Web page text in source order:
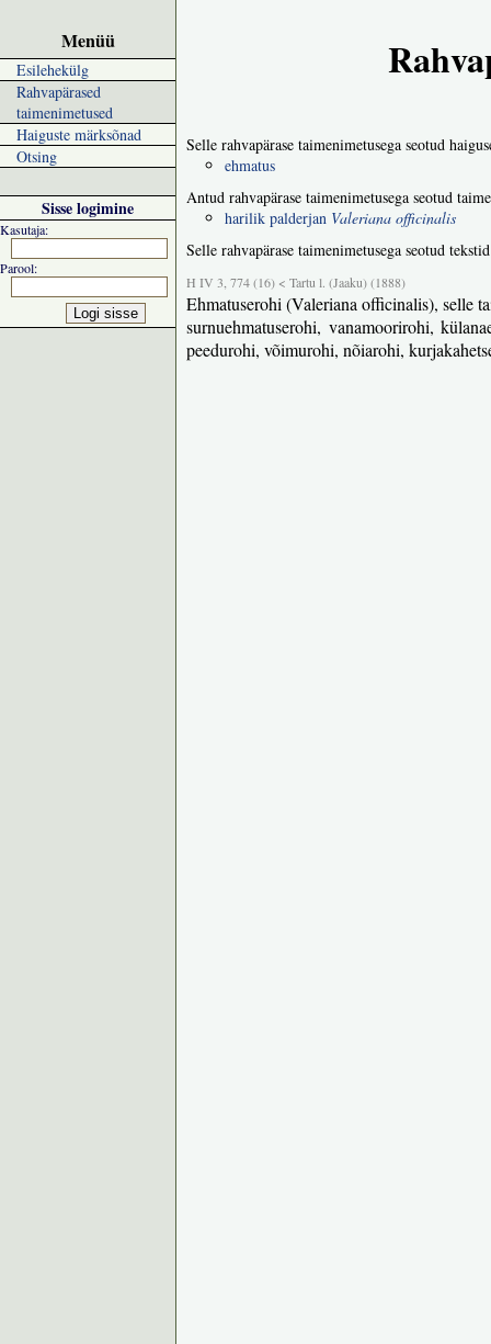
Menüü
Esilehekülg
Rahvapärased
taimenimetused
Haiguste märksõnad
Otsing
Sisse logimine
Kasutaja:
Parool:
Selle rahvapärase taimenimetusega seotud
ehmatus
Antud rahvapärase taimenimetusega seotud
harilik palderjan Valeriana officinalis
Selle rahvapärase taimenimetusega seotud
H IV 3, 774 (16) < Tartu l. (Jaaku) (1888)
Ehmatuserohi (Valeriana officinalis), selle
surnuehmatuserohi, vanamoorirohi,
peedurohi, võimurohi, nõiarohi,